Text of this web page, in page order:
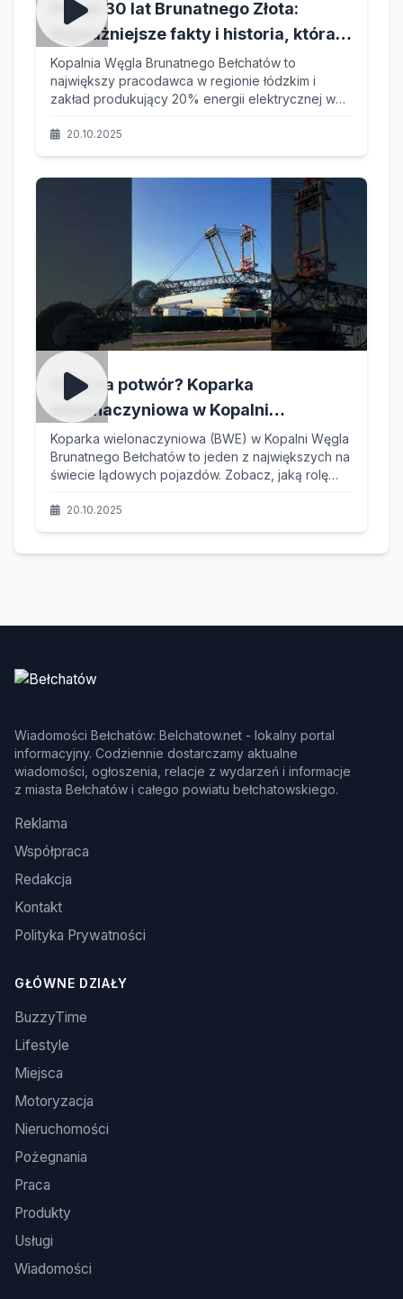
Ponad 30 lat Brunatnego Złota:
Najważniejsze fakty i historia, która
ukształtowała Bełchatów i polską
energetykę!
Kopalnia Węgla Brunatnego Bełchatów to
największy pracodawca w regionie łódzkim i
zakład produkujący 20% energii elektrycznej w
jej historię – od geologicznych początków, przez
wyzwania inżynieryjne, aż po rozwój spółek
20.10.2025
Co to za potwór? Koparka
wielonaczyniowa w Kopalni
Bełchatów – Gigant, który Kształtuje
Krajobraz
Koparka wielonaczyniowa (BWE) w Kopalni Węgla
Brunatnego Bełchatów to jeden z największych na
świecie lądowych pojazdów. Zobacz, jaką rolę
ikoną regionalnego przemysłu.
20.10.2025
Wiadomości Bełchatów: Belchatow.net - lokalny portal
informacyjny. Codziennie dostarczamy aktualne
wiadomości, ogłoszenia, relacje z wydarzeń i informacje
z miasta Bełchatów i całego powiatu bełchatowskiego.
Reklama
Współpraca
Redakcja
Kontakt
Polityka Prywatności
GŁÓWNE DZIAŁY
BuzzyTime
Lifestyle
Miejsca
Motoryzacja
Nieruchomości
Pożegnania
Praca
Produkty
Usługi
Wiadomości